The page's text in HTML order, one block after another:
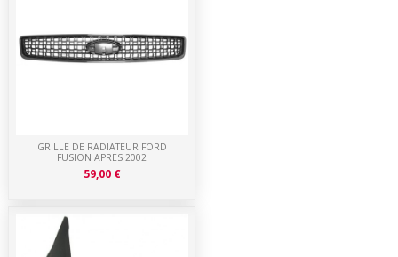
GRILLE DE RADIATEUR FORD
FUSION APRES 2002
59,00 €